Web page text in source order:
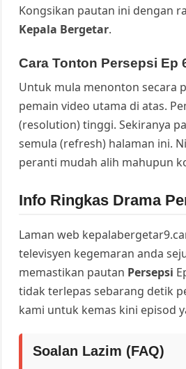
Kongsikan pautan ini dengan
Kepala Bergetar.
Cara Tonton Persepsi Ep
Untuk mula menonton secara
pemain video utama di atas.
(resolution) tinggi. Sekiranya
semula (refresh) halaman ini.
peranti mudah alih mahupun
Info Ringkas Drama
Laman web
televisyen kegemaran anda
memastikan pautan Persepsi
tidak terlepas sebarang detik
kami untuk kemas kini episod
Soalan Lazim (FAQ)